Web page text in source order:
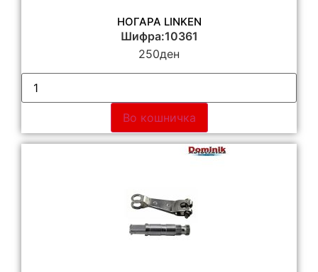
НОГАРА LINKEN
Шифра:10361
250ден
Во кошничка